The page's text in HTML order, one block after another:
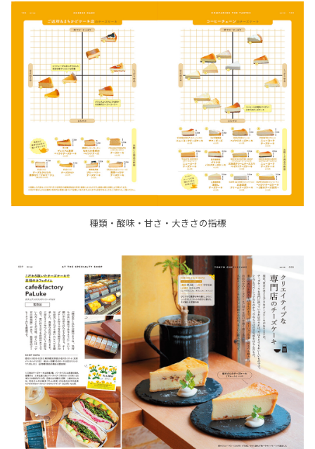
種類・酸味・甘さ・大きさの指標